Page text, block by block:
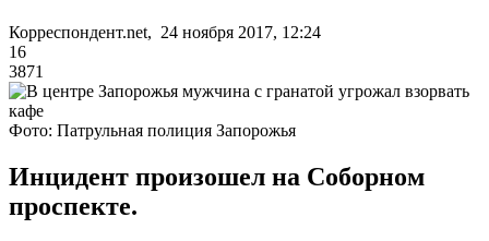
Корреспондент.net, 24 ноября 2017, 12:24
16
3871
Фото: Патрульная полиция Запорожья
Инцидент произошел на Соборном
проспекте.